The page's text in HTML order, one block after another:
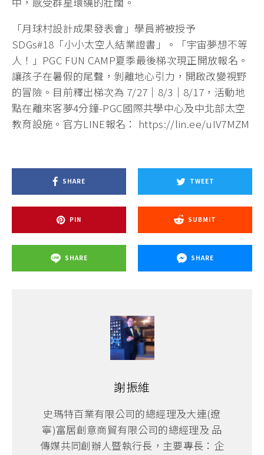
「月球村設計成果發表會」學員將被授予
SDGs#18「小小太空人結業證書」。「宇宙夢想不等
人！」PGC FUN CAMP夏季最後梯次現正開放報名。
讓孩子在暑假的尾聲，剝離地心引力，開啟改變視野
的冒險。目前釋出梯次為 7/27｜8/3｜8/17，活動地
點在離來客夢4分鐘-PGC國際共學中心及中北部太空
教育設施。官方LINE報名： https://lin.ee/uIV7MZM
SHARE TWEET
PIN SUBMIT
SHARE SHARE
謝振維
史瑪特百業有限公司的總經理及大連(遼
寧)富居創意商貿有限公司的總經理及 品
傳媒共同創辦人暨執行長，主要專長：企